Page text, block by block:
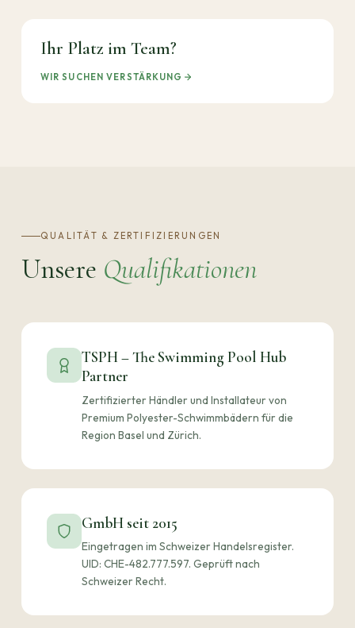
Ihr Platz im Team?
WIR SUCHEN VERSTÄRKUNG
QUALITÄT & ZERTIFIZIERUNGEN
Unsere Qualifikationen
TSPH – The Swimming Pool Hub
Partner
Zertifizierter Händler und Installateur von
Premium Polyester-Schwimmbädern für die
Region Basel und Zürich.
GmbH seit 2015
Eingetragen im Schweizer Handelsregister.
UID: CHE-482.777.597. Geprüft nach
Schweizer Recht.